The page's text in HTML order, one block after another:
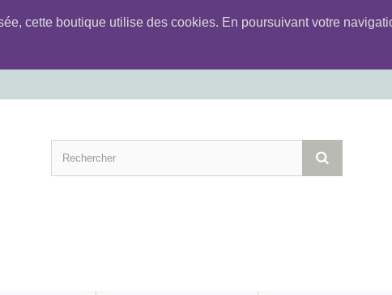
cette boutique utilise des cookies. En poursuivant votre